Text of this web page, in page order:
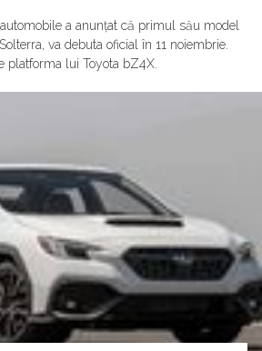
a anunțat că primul său model
va debuta oficial în 11 noiembrie.
platforma lui Toyota bZ4X.